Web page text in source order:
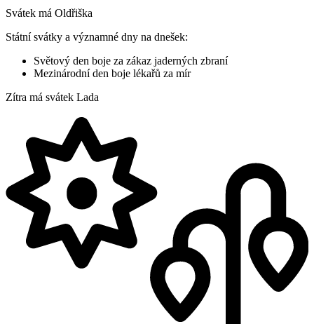
Svátek má Oldřiška
Státní svátky a významné dny na dnešek:
Světový den boje za zákaz jaderných zbraní
Mezinárodní den boje lékařů za mír
Zítra má svátek Lada